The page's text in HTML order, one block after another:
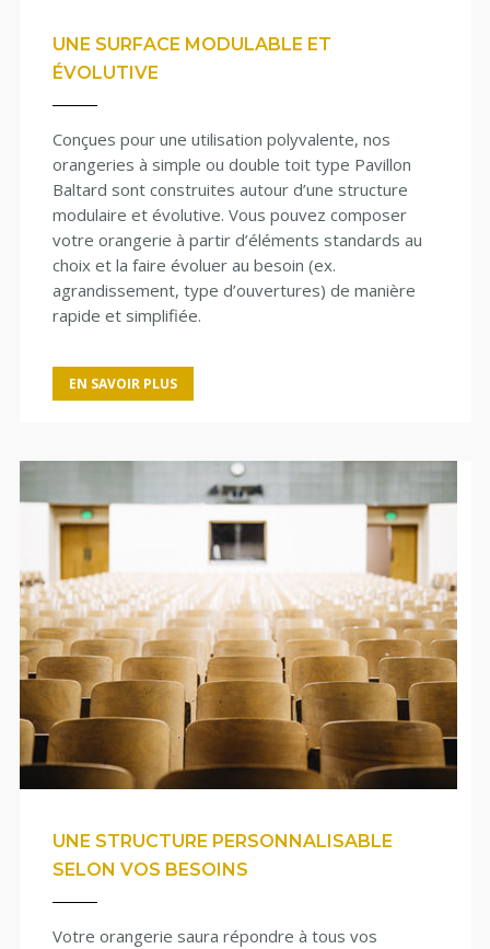
UNE SURFACE MODULABLE ET
ÉVOLUTIVE
Conçues pour une utilisation polyvalente, nos
orangeries à simple ou double toit type Pavillon
Baltard sont construites autour d’une structure
modulaire et évolutive. Vous pouvez composer
votre orangerie à partir d’éléments standards au
choix et la faire évoluer au besoin (ex.
agrandissement, type d’ouvertures) de manière
rapide et simplifiée.
EN SAVOIR PLUS
UNE STRUCTURE PERSONNALISABLE
SELON VOS BESOINS
Votre orangerie saura répondre à tous vos